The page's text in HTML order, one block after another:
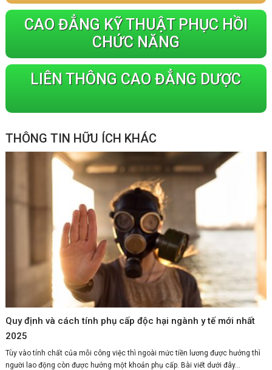
CAO ĐẲNG KỸ THUẬT PHỤC HỒI
CHỨC NĂNG
LIÊN THÔNG CAO ĐẲNG DƯỢC
THÔNG TIN HỮU ÍCH KHÁC
Quy định và cách tính phụ cấp độc hại ngành y tế mới nhất
2025
Tùy vào tính chất của mỗi công việc thì ngoài mức tiền lương được hưởng thì
người lao động còn được hưởng một khoản phụ cấp. Bài viết dưới đây...